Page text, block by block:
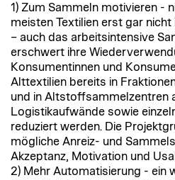
1) Zum Sammeln motivieren -
meisten Textilien erst gar
– auch das arbeitsintensive
erschwert ihre
Konsumentinnen und
Alttextilien bereits in
und in Altstoffsammelzentren
Logistikaufwände sowie
reduziert werden. Die
mögliche Anreiz- und
Akzeptanz, Motivation und
2) Mehr Automatisierung - ein